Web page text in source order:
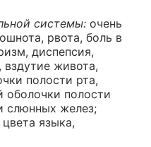
системы: очень
рвота, боль в
диспепсия,
вздутие живота,
полости рта,
оболочки полости
слюнных желез;
языка,